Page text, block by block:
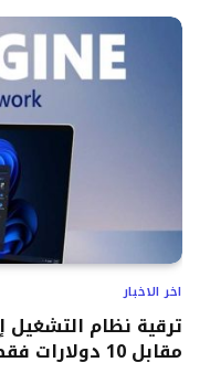
اخر الاخبار
مقابل 10 دولارات فقط.